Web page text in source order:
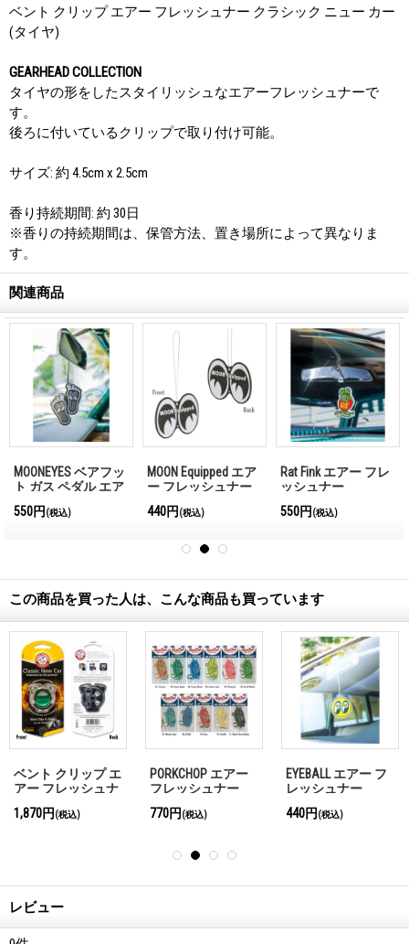
ベント クリップ エアー フレッシュナー クラシック ニュー カー
(タイヤ)
GEARHEAD COLLECTION
タイヤの形をしたスタイリッシュなエアーフレッシュナーで
す。
後ろに付いているクリップで取り付け可能。
サイズ: 約 4.5cm x 2.5cm
香り持続期間: 約 30日
※香りの持続期間は、保管方法、置き場所によって異なりま
す。
関連商品
MOONEYES ベアフッ
ト ガス ペダル エア
550円 (税込)
MOON Equipped エア
ー フレッシュナー
440円 (税込)
Rat Fink エアー フレ
ッシュナー
550円 (税込)
この商品を買った人は、こんな商品も買っています
ベント クリップ エ
アー フレッシュナ
1,870円 (税込)
PORKCHOP エアー
フレッシュナー
770円 (税込)
EYEBALL エアー フ
レッシュナー
440円 (税込)
レビュー